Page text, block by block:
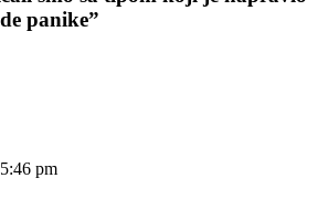
panike”
pm